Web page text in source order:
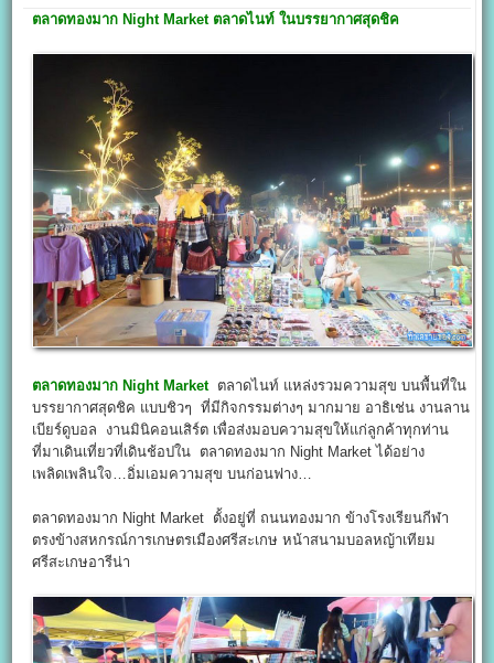
ตลาดทองมาก Night Market ตลาดไนท์ ในบรรยากาศสุดชิค
ตลาดทองมาก Night Marketตลาดไนท์ แหล่งรวมความสุข บนพื้นที่ใน
บรรยากาศสุดชิค แบบชิวๆ ที่มีกิจกรรมต่างๆ มากมาย อาธิเช่น งานลาน
เบียร์ดูบอล งานมินิคอนเสิร์ต เพื่อส่งมอบความสุขให้แก่ลูกค้าทุกท่าน
ที่มาเดินเที่ยวที่เดินช้อปใน ตลาดทองมาก Night Market ได้อย่าง
เพลิดเพลินใจ…อิ่มเอมความสุข บนก่อนฟาง…
ตลาดทองมาก Night Market ตั้งอยู่ที่ ถนนทองมาก ข้างโรงเรียนกีฬา
ตรงข้างสหกรณ์การเกษตรเมืองศรีสะเกษ หน้าสนามบอลหญ้าเทียม
ศรีสะเกษอารีน่า